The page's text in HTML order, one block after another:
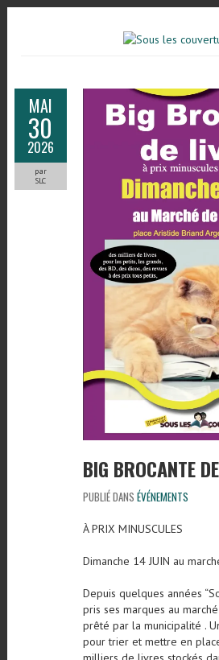
MAI
30
2026
par
SLC
BIG BROCANTE
PUBLIÉ DANS ÉVÉNEMENTS
À PRIX MINUSCULES
Dimanche 14 JUIN au
Depuis quelques années
pris ses marques au
prêté par la municipalité .
pour trier et mettre en